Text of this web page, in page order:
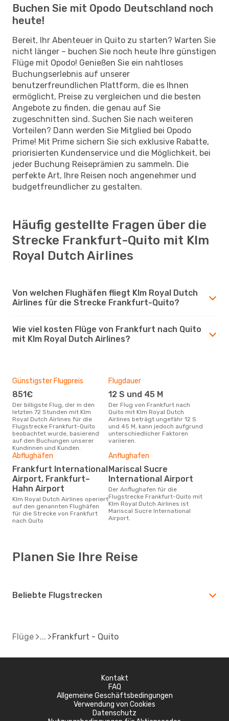
Buchen Sie mit Opodo Deutschland noch
heute!
Bereit, Ihr Abenteuer in Quito zu starten? Warten Sie
nicht länger – buchen Sie noch heute Ihre günstigen
Flüge mit Opodo! Genießen Sie ein nahtloses
Buchungserlebnis auf unserer
benutzerfreundlichen Plattform, die es Ihnen
ermöglicht, Preise zu vergleichen und die besten
Angebote zu finden, die genau auf Sie
zugeschnitten sind. Suchen Sie nach weiteren
Vorteilen? Dann werden Sie Mitglied bei Opodo
Prime! Mit Prime sichern Sie sich exklusive Rabatte,
priorisierten Kundenservice und die Möglichkeit, bei
jeder Buchung Reiseprämien zu sammeln. Die
perfekte Art, Ihre Reisen noch angenehmer und
budgetfreundlicher zu gestalten.
Häufig gestellte Fragen über die
Strecke Frankfurt-Quito mit Klm
Royal Dutch Airlines
Von welchen Flughäfen fliegt Klm Royal Dutch
Airlines für die Strecke Frankfurt-Quito?
Wie viel kosten Flüge von Frankfurt nach Quito
mit Klm Royal Dutch Airlines?
Günstigster Flugpreis
851€
Der billigste Flug, der in den
letzten 72 Stunden mit Klm
Royal Dutch Airlines für die
Flugstrecke Frankfurt-Quito
beobachtet wurde, basierend
auf den Buchungen unserer
Kundinnen und Kunden.
Flugdauer
12 S und 45 M
Der Flug von Frankfurt nach
Quito mit Klm Royal Dutch
Airlines beträgt ungefähr 12 S
und 45 M, kann jedoch aufgrund
unterschiedlicher Faktoren
variieren.
Abflughäfen
Frankfurt International
Airport, Frankfurt–
Hahn Airport
Klm Royal Dutch Airlines operiert
auf den genannten Flughäfen
für die Strecke von Frankfurt
nach Quito
Anflughafen
Mariscal Sucre
International Airport
Der Anflughafen für die
Flugstrecke Frankfurt-Quito mit
Klm Royal Dutch Airlines ist
Mariscal Sucre International
Airport.
Planen Sie Ihre Reise
Beliebte Flugstrecken
Flüge Frankfurt - Quito
Kontakt
FAQ
Allgemeine Geschäftsbedingungen
Verwendung von Cookies
Datenschutz